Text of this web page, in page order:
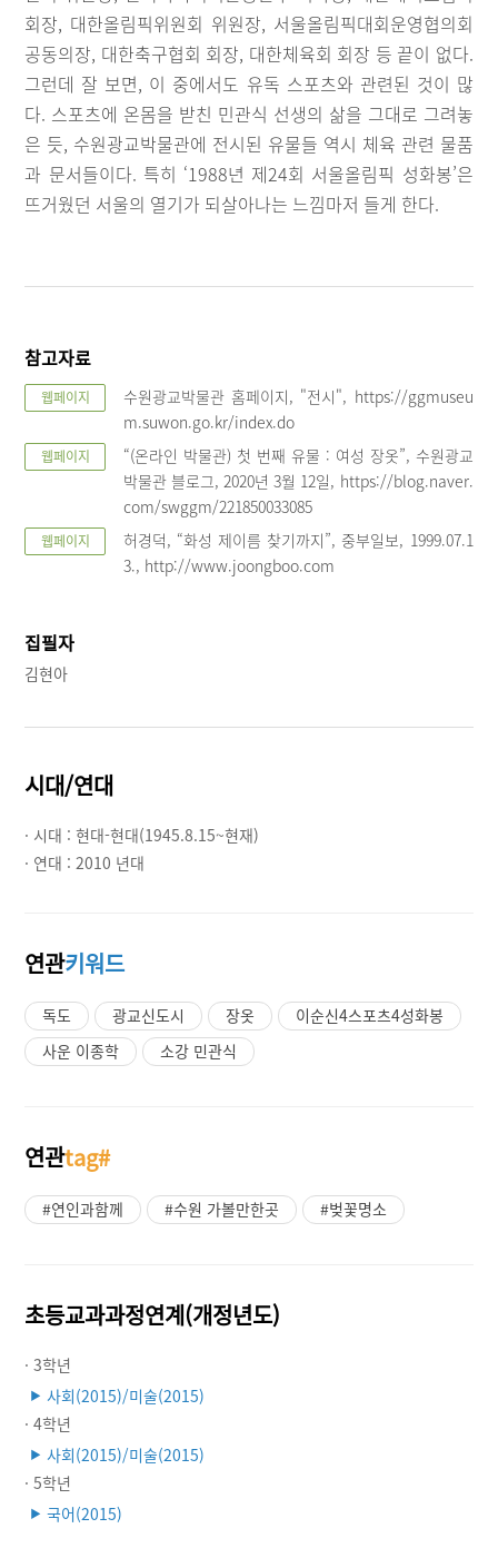
회장, 대한올림픽위원회 위원장, 서울올림픽대회운영협의회
공동의장, 대한축구협회 회장, 대한체육회 회장 등 끝이 없다.
그런데 잘 보면, 이 중에서도 유독 스포츠와 관련된 것이 많
다. 스포츠에 온몸을 받친 민관식 선생의 삶을 그대로 그려놓
은 듯, 수원광교박물관에 전시된 유물들 역시 체육 관련 물품
과 문서들이다. 특히 ‘1988년 제24회 서울올림픽 성화봉’은
뜨거웠던 서울의 열기가 되살아나는 느낌마저 들게 한다.
참고자료
웹페이지
수원광교박물관 홈페이지, "전시", https://ggmuseu
m.suwon.go.kr/index.do
웹페이지
“(온라인 박물관) 첫 번째 유물 : 여성 장옷”, 수원광교
박물관 블로그, 2020년 3월 12일, https://blog.naver.
com/swggm/221850033085
웹페이지
허경덕, “화성 제이름 찾기까지”, 중부일보, 1999.07.1
3., http://www.joongboo.com
집필자
김현아
시대/연대
· 시대 :현대-현대(1945.8.15~현재)
· 연대 :2010 년대
연관키워드
독도 광교신도시 장옷
이순신4스포츠4성화봉
사운 이종학
소강 민관식
연관tag#
#연인과함께 #수원 가볼만한곳 #벚꽃명소
초등교과과정연계(개정년도)
· 3학년
▶ 사회(2015)/미술(2015)
· 4학년
▶ 사회(2015)/미술(2015)
· 5학년
▶ 국어(2015)